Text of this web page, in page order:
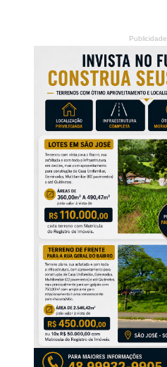
Publicidade